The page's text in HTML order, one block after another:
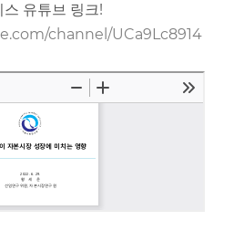
유튜브 링크!
channel/UCa9Lc8914